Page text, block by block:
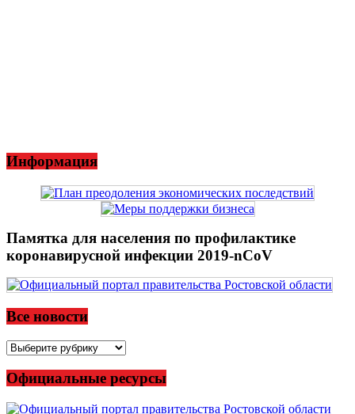
Информация
Памятка для населения по профилактике
коронавирусной инфекции 2019-nCoV
Все новости
Все
Официальные ресурсы